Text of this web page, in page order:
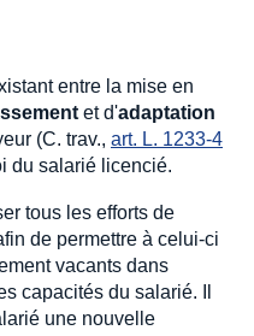
entre la mise en
et d'adaptation
(C. trav., art. L. 1233-4
du salarié licencié.
tous les efforts de
de permettre à celui-ci
vacants dans
capacités du salarié. Il
une nouvelle